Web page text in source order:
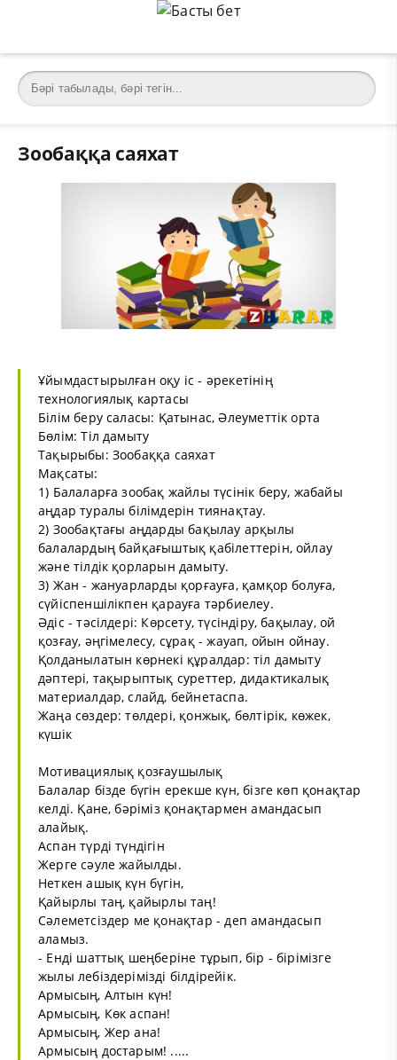
Зообаққа саяхат
Ұйымдастырылған оқу іс - әрекетінің
технологиялық картасы
Білім беру саласы: Қатынас, Әлеуметтік орта
Бөлім: Тіл дамыту
Тақырыбы: Зообаққа саяхат
Мақсаты:
1) Балаларға зообақ жайлы түсінік беру, жабайы
аңдар туралы білімдерін тиянақтау.
2) Зообақтағы аңдарды бақылау арқылы
балалардың байқағыштық қабілеттерін, ойлау
және тілдік қорларын дамыту.
3) Жан - жануарларды қорғауға, қамқор болуға,
сүйіспеншілікпен қарауға тәрбиелеу.
Әдіс - тәсілдері: Көрсету, түсіндіру, бақылау, ой
қозғау, әңгімелесу, сұрақ - жауап, ойын ойнау.
Қолданылатын көрнекі құралдар: тіл дамыту
дәптері, тақырыптық суреттер, дидактикалық
материалдар, слайд, бейнетаспа.
Жаңа сөздер: төлдері, қонжық, бөлтірік, көжек,
күшік
Мотивациялық қозғаушылық
Балалар бізде бүгін ерекше күн, бізге көп қонақтар
келді. Қане, бәріміз қонақтармен амандасып
алайық.
Аспан түрді түндігін
Жерге сәуле жайылды.
Неткен ашық күн бүгін,
Қайырлы таң, қайырлы таң!
Сәлеметсіздер ме қонақтар - деп амандасып
аламыз.
- Енді шаттық шеңберіне тұрып, бір - бірімізге
жылы лебіздерімізді білдірейік.
Армысың, Алтын күн!
Армысың, Көк аспан!
Армысың, Жер ана!
Армысың достарым! .....